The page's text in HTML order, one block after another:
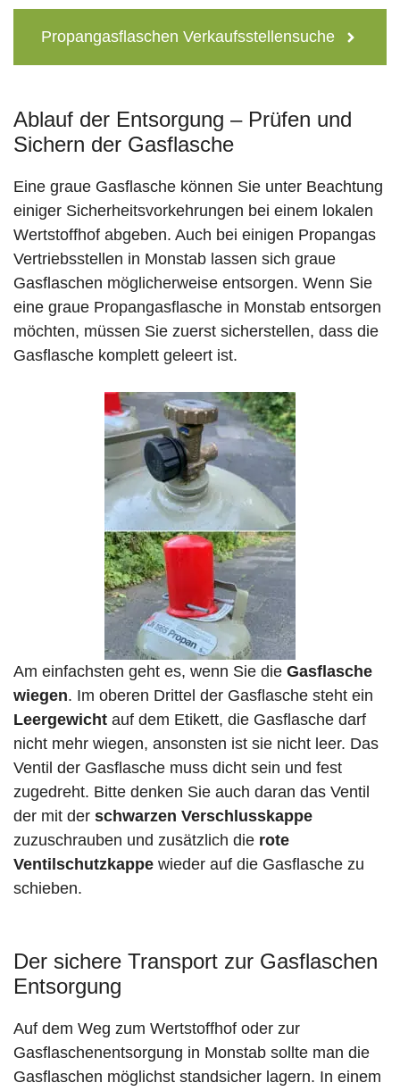
Propangasflaschen Verkaufsstellensuche
Ablauf der Entsorgung – Prüfen und
Sichern der Gasflasche
Eine graue Gasflasche können Sie unter Beachtung
einiger Sicherheitsvorkehrungen bei einem lokalen
Wertstoffhof abgeben. Auch bei einigen Propangas
Vertriebsstellen in Monstab lassen sich graue
Gasflaschen möglicherweise entsorgen. Wenn Sie
eine graue Propangasflasche in Monstab entsorgen
möchten, müssen Sie zuerst sicherstellen, dass die
Gasflasche komplett geleert ist.
Am einfachsten geht es, wenn Sie die Gasflasche
wiegen. Im oberen Drittel der Gasflasche steht ein
Leergewicht auf dem Etikett, die Gasflasche darf
nicht mehr wiegen, ansonsten ist sie nicht leer. Das
Ventil der Gasflasche muss dicht sein und fest
zugedreht. Bitte denken Sie auch daran das Ventil
der mit der schwarzen Verschlusskappe
zuzuschrauben und zusätzlich die rote
Ventilschutzkappe wieder auf die Gasflasche zu
schieben.
Der sichere Transport zur Gasflaschen
Entsorgung
Auf dem Weg zum Wertstoffhof oder zur
Gasflaschenentsorgung in Monstab sollte man die
Gasflaschen möglichst standsicher lagern. In einem